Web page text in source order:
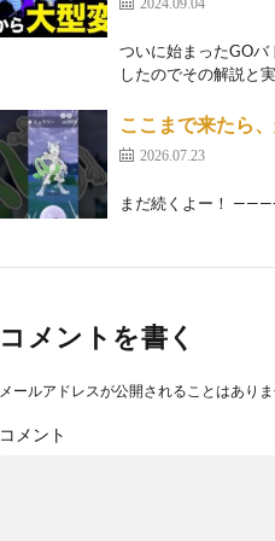
ついに始まったGO
したのでその解説と
ここまで来たら
2026.07.23
まだ続くよー！
コメントを書く
メールアドレスが公開されることはありま
コメント